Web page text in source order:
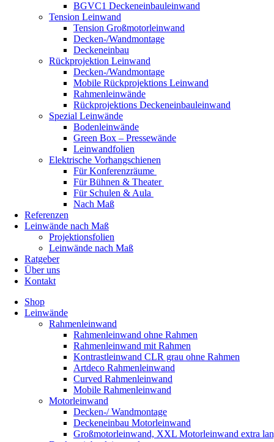
BGVC1 Deckeneinbauleinwand
Tension Leinwand
Tension Großmotorleinwand
Decken-/Wandmontage
Deckeneinbau
Rückprojektion Leinwand
Decken-/Wandmontage
Mobile Rückprojektions Leinwand
Rahmenleinwände
Rückprojektions Deckeneinbauleinwand
Spezial Leinwände
Bodenleinwände
Green Box – Pressewände
Leinwandfolien
Elektrische Vorhangschienen
Für Konferenzräume
Für Bühnen & Theater
Für Schulen & Aula
Nach Maß
Referenzen
Leinwände nach Maß
Projektionsfolien
Leinwände nach Maß
Ratgeber
Über uns
Kontakt
Shop
Leinwände
Rahmenleinwand
Rahmenleinwand ohne Rahmen
Rahmenleinwand mit Rahmen
Kontrastleinwand CLR grau ohne Rahmen
Artdeco Rahmenleinwand
Curved Rahmenleinwand
Mobile Rahmenleinwand
Motorleinwand
Decken-/ Wandmontage
Deckeneinbau Motorleinwand
Großmotorleinwand, XXL Motorleinwand extra